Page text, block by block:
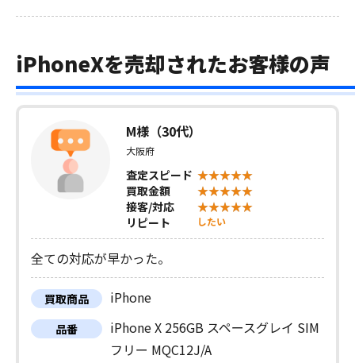
iPhoneXを売却されたお客様の声
M様（30代）
大阪府
査定スピード
買取金額
接客/対応
リピート
したい
全ての対応が早かった。
買取商品 iPhone
品番
iPhone X 256GB スペースグレイ SIM
フリー MQC12J/A